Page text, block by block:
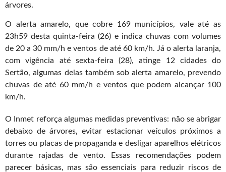
árvores.
O alerta amarelo, que cobre 169 municípios, vale até as
23h59 desta quinta-feira (26) e indica chuvas com volumes
de 20 a 30 mm/h e ventos de até 60 km/h. Já o alerta laranja,
com vigência até sexta-feira (28), atinge 12 cidades do
Sertão, algumas delas também sob alerta amarelo, prevendo
chuvas de até 60 mm/h e ventos que podem alcançar 100
km/h.
O Inmet reforça algumas medidas preventivas: não se abrigar
debaixo de árvores, evitar estacionar veículos próximos a
torres ou placas de propaganda e desligar aparelhos elétricos
durante rajadas de vento. Essas recomendações podem
parecer básicas, mas são essenciais para reduzir riscos de